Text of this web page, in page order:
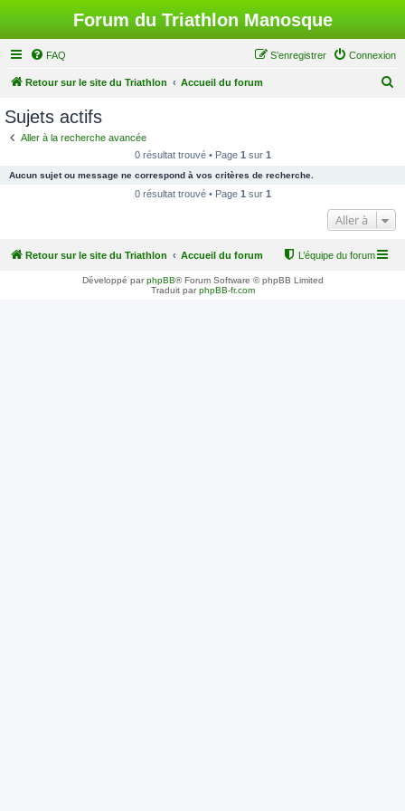
Forum du Triathlon Manosque
FAQ Connexion
S’enregistrer
Retour sur le site du Triathlon Accueil du forum
c
Sujets actifs
Aller à la recherche avancée
0 résultat trouvé • Page 1 sur 1
Aucun sujet ou message ne correspond à vos critères de recherche.
0 résultat trouvé • Page 1 sur 1
Aller à
Retour sur le site du Triathlon Accueil du forum L’équipe du forum
Développé parphpBB® Forum Software © phpBB Limited
Traduit parphpBB-fr.com